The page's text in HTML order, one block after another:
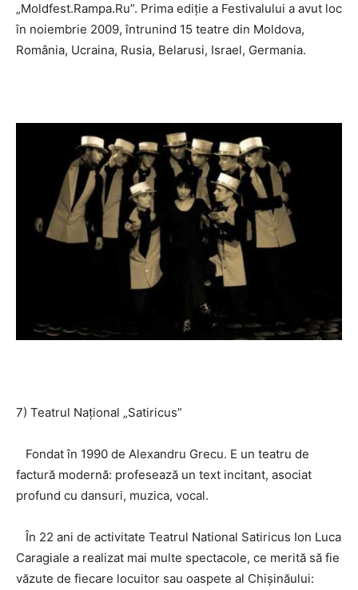
„Moldfest.Rampa.Ru”. Prima ediţie a Festivalului a avut loc
în noiembrie 2009, întrunind 15 teatre din Moldova,
România, Ucraina, Rusia, Belarusi, Israel, Germania.
7) Teatrul Național „Satiricus”
Fondat în 1990 de Alexandru Grecu. E un teatru de
factură modernă: profesează un text incitant, asociat
profund cu dansuri, muzica, vocal.
În 22 ani de activitate Teatrul National Satiricus Ion Luca
Caragiale a realizat mai multe spectacole, ce merită să fie
văzute de fiecare locuitor sau oaspete al Chișinăului: